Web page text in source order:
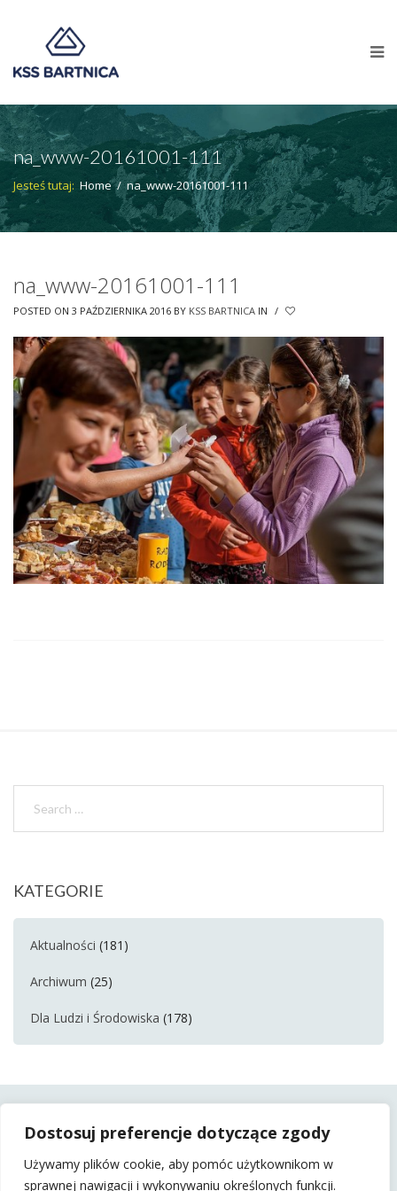
Dostosuj preferencje dotyczące zgody
Używamy plików cookie, aby pomóc użytkownikom w
sprawnej nawigacji i wykonywaniu określonych funkcji.
na_www-20161001-111
Jesteś tutaj: Home / na_www-20161001-111
na_www-20161001-111
POSTED ON 3 PAŹDZIERNIKA 2016 BY KSS BARTNICA IN /
KATEGORIE
Aktualności (181)
Archiwum (25)
Dla Ludzi i Środowiska (178)